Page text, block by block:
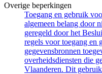
Overige beperkingen
Toegang en gebruik
algemeen belang door
geregeld door het
regels voor toegang en
gegevensbronnen
overheidsdiensten die
Vlaanderen. Dit